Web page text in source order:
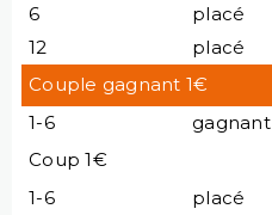
6
placé
12
placé
Couple gagnant 1€
1-6
gagnant
Coup 1€
1-6
placé